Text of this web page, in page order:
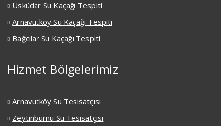
Üsküdar Su Kaçağı Tespiti
Arnavutköy Su Kaçağı Tespiti
Bağcılar Su Kaçağı Tespiti
Hizmet Bölgelerimiz
Arnavutköy Su Tesisatçısı
Zeytinburnu Su Tesisatçısı